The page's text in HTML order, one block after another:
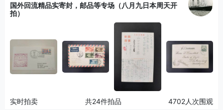
国外回流精品实寄封，邮品等专场（八月九日本周天开
拍）
实时拍卖 共24件拍品 4702人次围观